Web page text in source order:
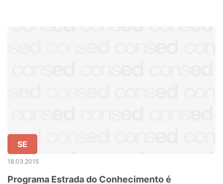
SE
18.03.2015
Programa Estrada do Conhecimento é